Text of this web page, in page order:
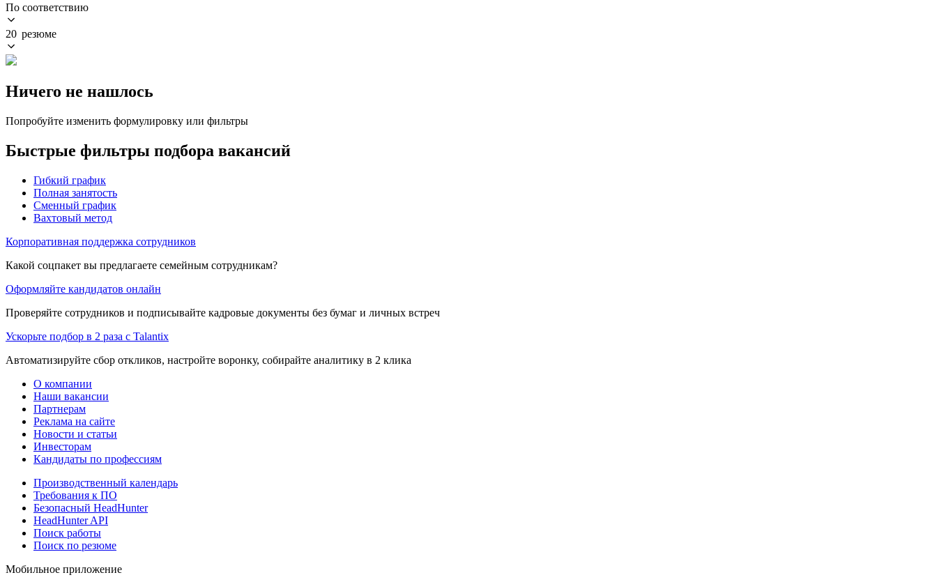
По соответствию
20 резюме
Ничего не нашлось
Попробуйте изменить формулировку или фильтры
Быстрые фильтры подбора вакансий
Гибкий график
Полная занятость
Сменный график
Вахтовый метод
Корпоративная поддержка сотрудников
Какой соцпакет вы предлагаете семейным сотрудникам?
Оформляйте кандидатов онлайн
Проверяйте сотрудников и подписывайте кадровые документы без бумаг и личных встреч
Ускорьте подбор в 2 раза с Talantix
Автоматизируйте сбор откликов, настройте воронку, собирайте аналитику в 2 клика
О компании
Наши вакансии
Партнерам
Реклама на сайте
Новости и статьи
Инвесторам
Кандидаты по профессиям
Производственный календарь
Требования к ПО
Безопасный HeadHunter
HeadHunter API
Поиск работы
Поиск по резюме
Мобильное приложение